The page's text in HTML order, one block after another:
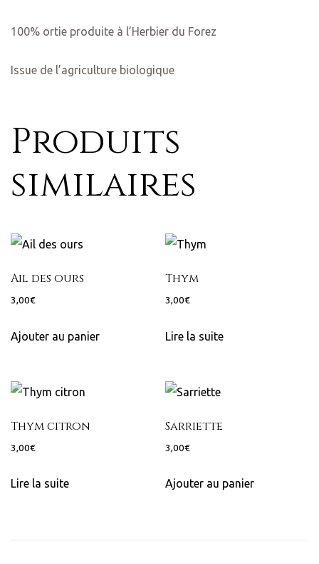
100% ortie produite à l’Herbier du Forez
Issue de l’agriculture biologique
Produits
similaires
Ail des ours
3,00€
Ajouter au panier
Thym
3,00€
Lire la suite
Thym citron
3,00€
Lire la suite
Sarriette
3,00€
Ajouter au panier